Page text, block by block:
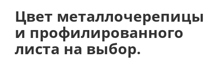
Цвет металлочерепицы
и профилированного
листа на выбор.